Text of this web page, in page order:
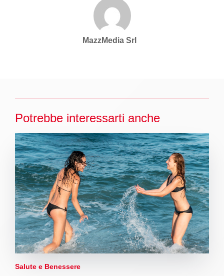
MazzMedia Srl
Potrebbe interessarti anche
Salute e Benessere